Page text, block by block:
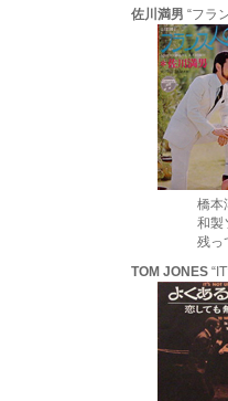
佐川満男 “フラ
橋本淳×筒
和製ソフト
残ってる
TOM JONES